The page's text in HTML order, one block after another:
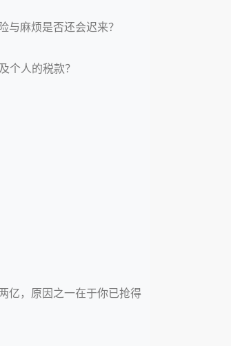
与麻烦是否还会迟来？
个人的税款？
亿，原因之一在于你已抢得